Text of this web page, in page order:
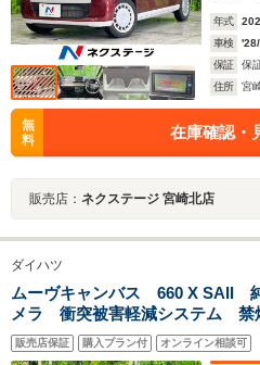
年式
車検
保証
保
住所
宮
無
料
在庫確認・
販売店： ネクステージ 宮崎北店
ダイハツ
ムーヴキャンバス 660 X SAII
メラ 衝突被害軽減システム 禁
ー スマートキー オートライ
Bluetooth CD 地デジ
販売店保証 購入プラン付 オンライン相談可